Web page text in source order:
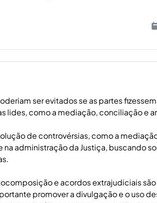
ser evitados se as partes
lides, como a mediação, conciliação e
de controvérsias, como a
na administração da Justiça, buscando
e acordos extrajudiciais
promover a divulgação e o uso